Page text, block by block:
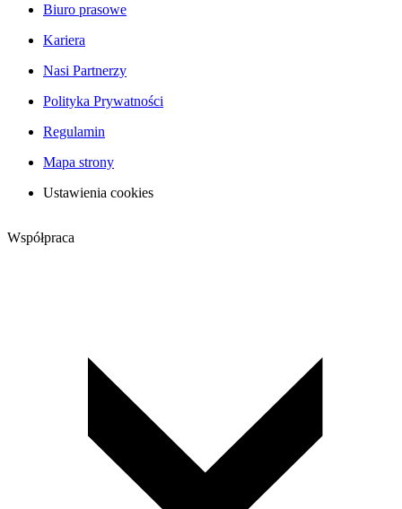
Biuro prasowe
Kariera
Nasi Partnerzy
Polityka Prywatności
Regulamin
Mapa strony
Ustawienia cookies
Współpraca